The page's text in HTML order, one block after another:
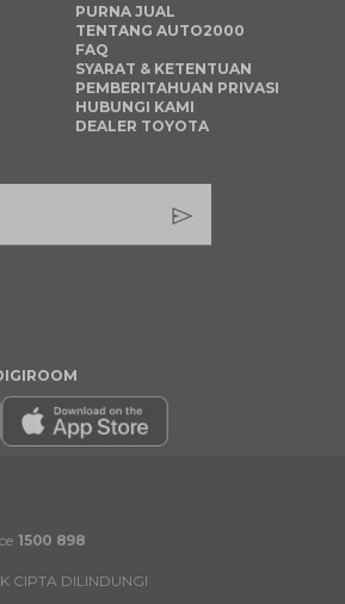
PURNA JUAL
TENTANG AUTO2000
FAQ
SYARAT & KETENTUAN
PEMBERITAHUAN PRIVASI
HUBUNGI KAMI
DEALER TOYOTA
1500 898
CIPTA DILINDUNGI